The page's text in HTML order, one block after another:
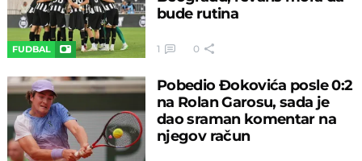
FUDBAL
bude rutina
1 0
Pobedio Đokovića posle 0:2
na Rolan Garosu, sada je
dao sraman komentar na
njegov račun